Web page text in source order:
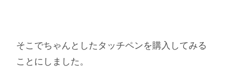
そこでちゃんとしたタッチペンを購入してみる
ことにしました。